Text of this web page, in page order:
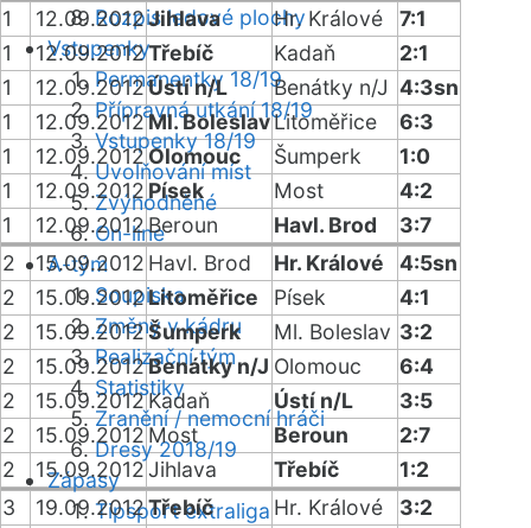
Rozpis ledové plochy
Vstupenky
Permanentky 18/19
Přípravná utkání 18/19
Vstupenky 18/19
Uvolňování míst
Zvýhodněné
On-line
A-tým
Soupiska
Změny v kádru
Realizační tým
Statistiky
Zranění / nemocní hráči
Dresy 2018/19
Zápasy
Tipsport extraliga
1 12.09.2012Jihlava Hr. Králové
7:1
1
12.09.2012Třebíč Kadaň
2:1
1
12.09.2012Ústí n/L Benátky n/J 4:3sn
1
12.09.2012Ml. BoleslavLitoměřice
6:3
1
12.09.2012Olomouc Šumperk
1:0
1
12.09.2012 Písek Most
4:2
1
12.09.2012Beroun Havl. Brod
3:7
2
15.09.2012 Havl. Brod Hr. Králové
4:5sn
2
15.09.2012Litoměřice Písek
4:1
2
15.09.2012Šumperk Ml. Boleslav 3:2
2
15.09.2012Benátky n/J Olomouc
6:4
2
15.09.2012Kadaň Ústí n/L
3:5
2
15.09.2012 Most Beroun
2:7
2
15.09.2012Jihlava Třebíč
1:2
3
19.09.2012Třebíč Hr. Králové
3:2